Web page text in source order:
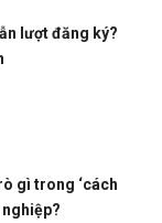
lượt đăng ký?
gì trong ‘cách